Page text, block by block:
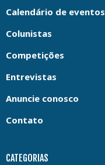
Calendário de eventos
Colunistas
Competições
Entrevistas
Anuncie conosco
Contato
CATEGORIAS